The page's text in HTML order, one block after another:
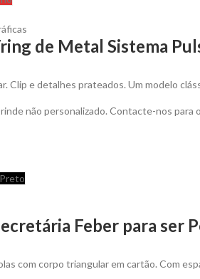
de Metal Sistema
Clip e detalhes prateados. Um modelo
não personalizado. Contacte-nos
Preto
Feber para ser
com corpo triangular em cartão. Com